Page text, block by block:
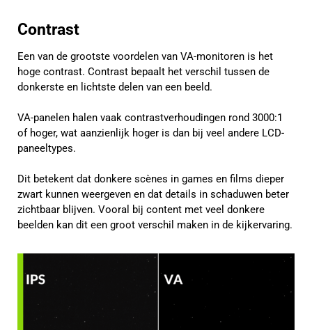
Contrast
Een van de grootste voordelen van VA-monitoren is het
hoge contrast. Contrast bepaalt het verschil tussen de
donkerste en lichtste delen van een beeld.
VA-panelen halen vaak contrastverhoudingen rond 3000:1
of hoger, wat aanzienlijk hoger is dan bij veel andere LCD-
paneeltypes.
Dit betekent dat donkere scènes in games en films dieper
zwart kunnen weergeven en dat details in schaduwen beter
zichtbaar blijven. Vooral bij content met veel donkere
beelden kan dit een groot verschil maken in de kijkervaring.